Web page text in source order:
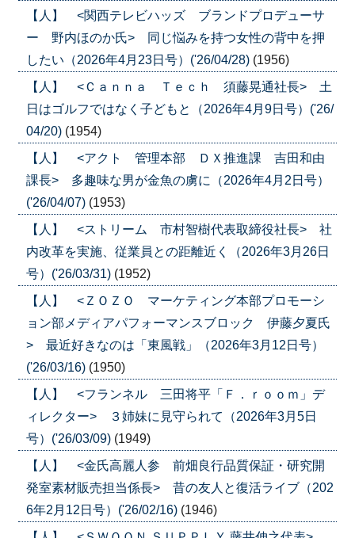
【人】 <関西テレビハッズ ブランドプロデューサ
ー 野内ほのか氏> 同じ悩みを持つ女性の背中を押
したい（2026年4月23日号）('26/04/28) (1956)
【人】 <Ｃａｎｎａ Ｔｅｃｈ 須藤晃通社長> 土
日はゴルフではなく子どもと（2026年4月9日号）('26/
04/20) (1954)
【人】 <アクト 管理本部 ＤＸ推進課 吉田和由
課長> 多趣味な男が金魚の虜に（2026年4月2日号）
('26/04/07) (1953)
【人】 <ストリーム 市村智樹代表取締役社長> 社
内改革を実施、従業員との距離近く（2026年3月26日
号）('26/03/31) (1952)
【人】 <ＺＯＺＯ マーケティング本部プロモーシ
ョン部メディアパフォーマンスブロック 伊藤夕夏氏
> 最近好きなのは「東風戦」（2026年3月12日号）
('26/03/16) (1950)
【人】 <フランネル 三田将平「Ｆ．ｒｏｏｍ」デ
ィレクター> ３姉妹に見守られて（2026年3月5日
号）('26/03/09) (1949)
【人】 <金氏高麗人参 前畑良行品質保証・研究開
発室素材販売担当係長> 昔の友人と復活ライブ（202
6年2月12日号）('26/02/16) (1946)